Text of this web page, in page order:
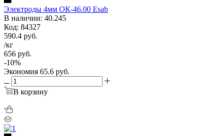
Электроды 4мм ОК-46.00 Esab
В наличии: 40.245
Код: 84327
590.4 руб.
/кг
656 руб.
-10%
Экономия 65.6 руб.
В корзину